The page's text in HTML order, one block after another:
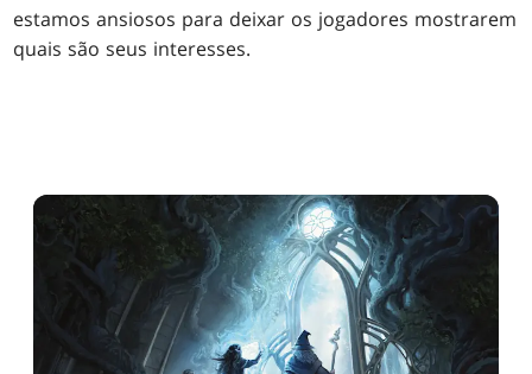
estamos ansiosos para deixar os jogadores mostrarem
quais são seus interesses.